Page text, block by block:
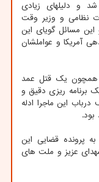
و دلیلهای زیادی
نظامی و وزیر وقت
مسائل گویای این
آمریکا و عواملشان
همچون یک قتل عمد
برنامه ریزی دقیق و
این ماجرا ادله
بود.
پرونده قضایی این
عزیز و ملت های